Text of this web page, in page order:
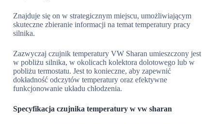
Znajduje się on w strategicznym miejscu, umożliwiającym
skuteczne zbieranie informacji na temat temperatury pracy
silnika.
Zazwyczaj czujnik temperatury VW Sharan umieszczony jest
w pobliżu silnika, w okolicach kolektora dolotowego lub w
pobliżu termostatu. Jest to konieczne, aby zapewnić
dokładność odczytów temperatury oraz efektywne
funkcjonowanie układu chłodzenia.
Specyfikacja czujnika temperatury w vw sharan